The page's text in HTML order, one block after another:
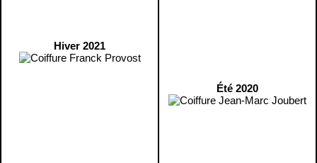
Hiver 2021
Été 2020